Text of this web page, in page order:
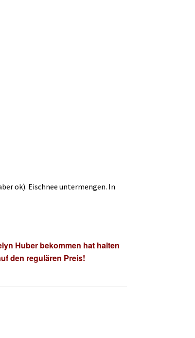
ok). Eischnee untermengen. In
Huber bekommen hat halten
den regulären Preis!